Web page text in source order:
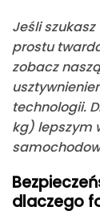
Jeśli
prostu
zobacz
technologii.
kg) lepszym
dlaczego